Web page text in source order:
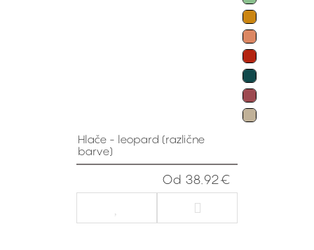
Hlače - leopard (različne
barve)
Od 38.92€